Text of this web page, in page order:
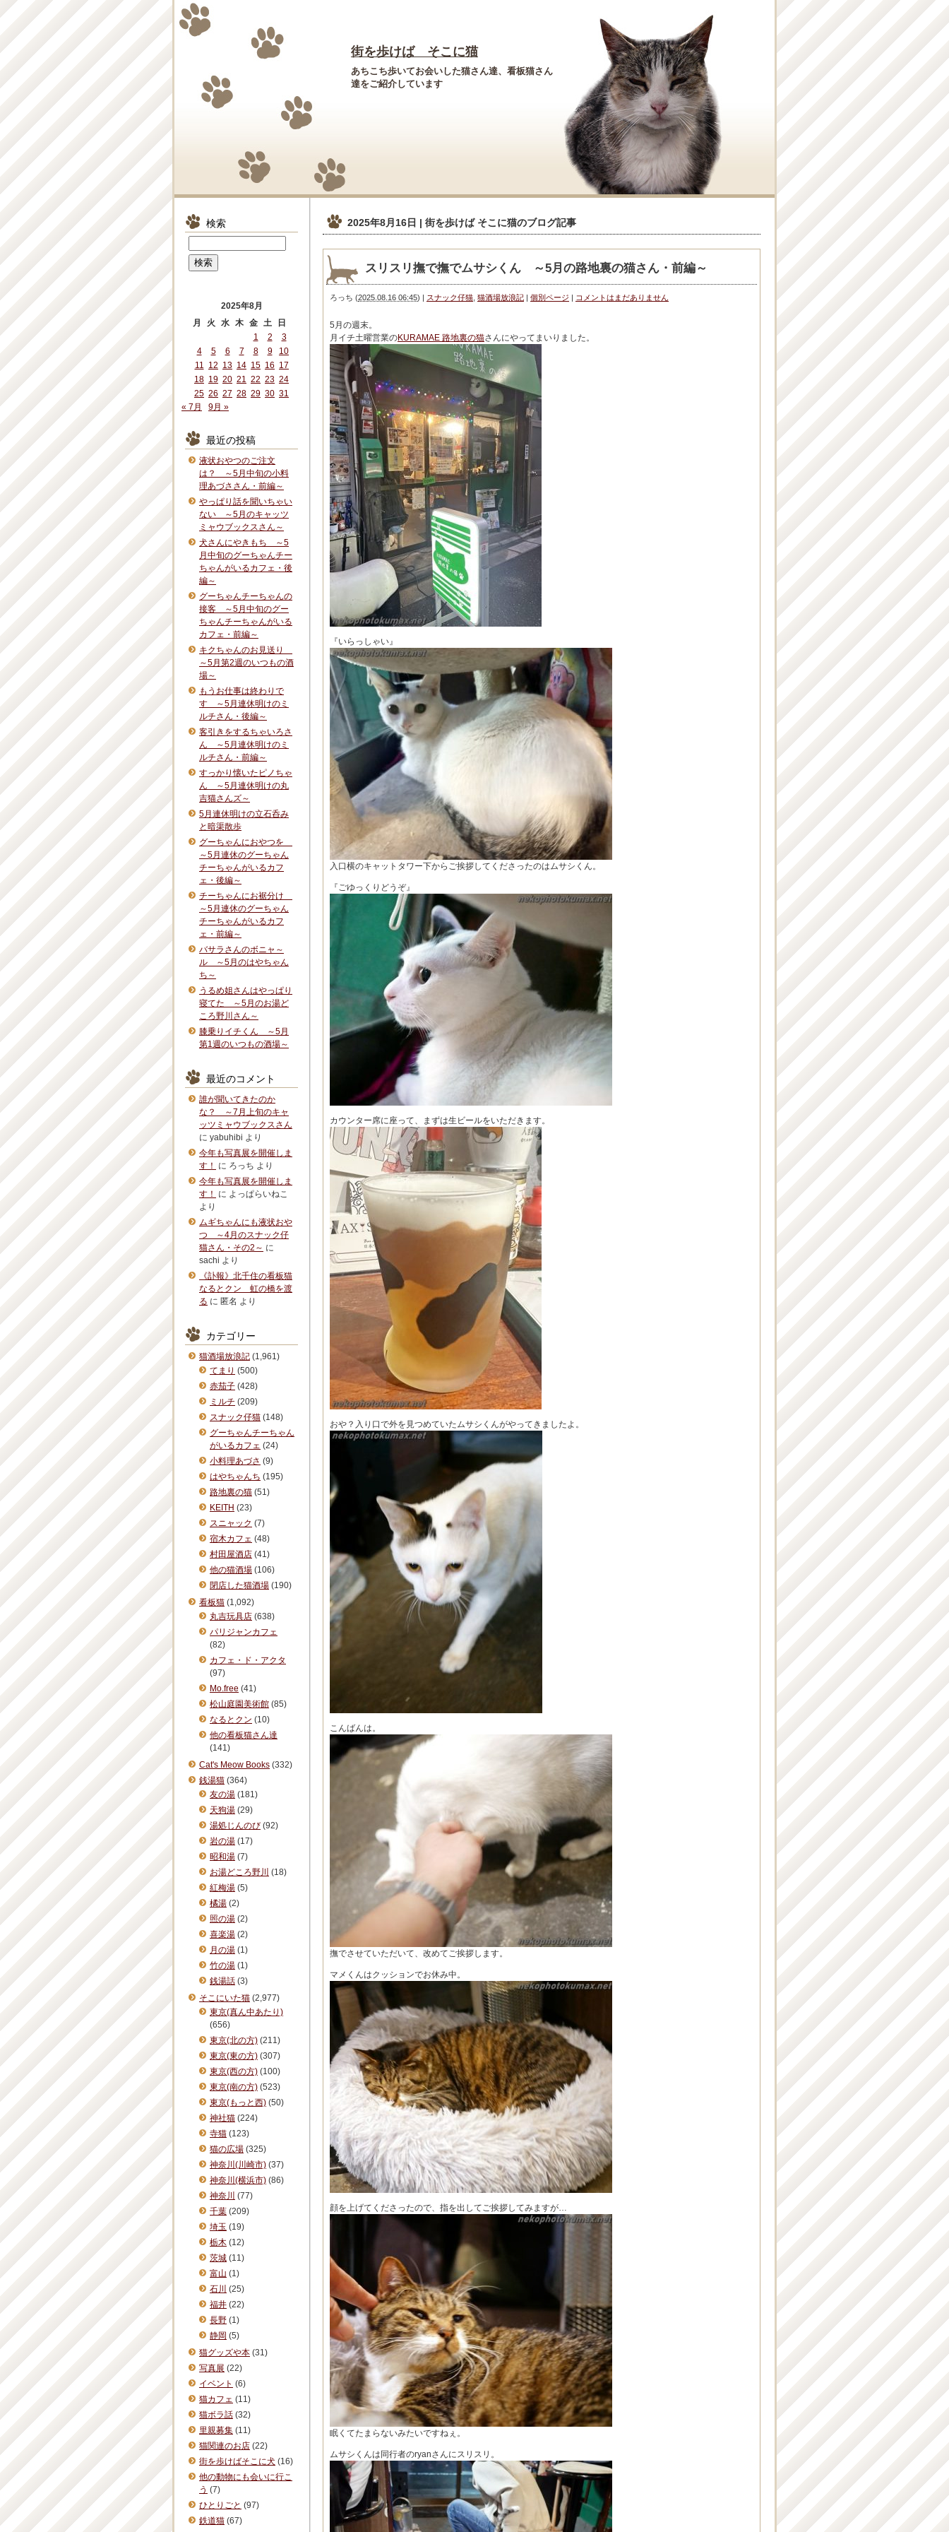
街を歩けば そこに猫
あちこち歩いてお会いした猫さん達、看板猫さん
達をご紹介しています
2025年8月16日 | 街を歩けば そこに猫のブログ記事
スリスリ撫で撫でムサシくん ～5月の路地裏の猫さん・前編～
ろっち (2025.08.16 06:45) | スナック仔猫 猫酒場放浪記 | 個別ページ | コメントはまだありません
5月の週末。
月イチ土曜営業のKURAMAE 路地裏の猫さんにやってまいりました。
『いらっしゃい』
入口横のキャットタワー下からご挨拶してくださったのはムサシくん。
『ごゆっくりどうぞ』
カウンター席に座って、まずは生ビールをいただきます。
おや？入り口で外を見つめていたムサシくんがやってきましたよ。
こんばんは。
撫でさせていただいて、改めてご挨拶します。
マメくんはクッションでお休み中。
顔を上げてくださったので、指を出してご挨拶してみますが…
眠くてたまらないみたいですねぇ。
ムサシくんは同行者のryanさんにスリスリ。
検索
2025年8月
月
火 水 木 金 土
日
1
2
3
4
5 6 7 8 9
10
11 12 13 14 15 16 17
18 19 20 21 22 23 24
25 26 27 28 29 30 31
« 7月
9月 »
最近の投稿
液状おやつのご注文
は？ ～5月中旬の小料
理あづささん・前編～
やっぱり話を聞いちゃい
ない ～5月のキャッツ
ミャウブックスさん～
犬さんにやきもち ～5
月中旬のグーちゃんチー
ちゃんがいるカフェ・後
編～
グーちゃんチーちゃんの
接客 ～5月中旬のグー
ちゃんチーちゃんがいる
カフェ・前編～
キクちゃんのお見送り
～5月第2週のいつもの酒
場～
もうお仕事は終わりで
す ～5月連休明けのミ
ルチさん・後編～
客引きをするちゃいろさ
ん ～5月連休明けのミ
ルチさん・前編～
すっかり懐いたピノちゃ
ん ～5月連休明けの丸
吉猫さんズ～
5月連休明けの立石呑み
と暗渠散歩
グーちゃんにおやつを
～5月連休のグーちゃん
チーちゃんがいるカフ
ェ・後編～
チーちゃんにお裾分け
～5月連休のグーちゃん
チーちゃんがいるカフ
ェ・前編～
バサラさんのボニャ～
ル ～5月のはやちゃん
ち～
うるめ姐さんはやっぱり
寝てた ～5月のお湯ど
ころ野川さん～
膝乗りイチくん ～5月
第1週のいつもの酒場～
最近のコメント
誰が聞いてきたのか
な？ ～7月上旬のキャ
ッツミャウブックスさん
に yabuhibi より
今年も写真展を開催しま
す！
に ろっち より
今年も写真展を開催しま
す！
に よっぱらいねこ
より
ムギちゃんにも液状おや
つ ～4月のスナック仔
猫さん・その2～ に
sachi より
《訃報》北千住の看板猫
なるとクン 虹の橋を渡
る に 匿名 より
カテゴリー
猫酒場放浪記 (1,961)
てまり (500)
赤茄子 (428)
ミルチ (209)
スナック仔猫 (148)
グーちゃんチーちゃん
がいるカフェ (24)
小料理あづさ (9)
はやちゃんち (195)
路地裏の猫 (51)
KEITH (23)
スニャック (7)
宿木カフェ (48)
村田屋酒店 (41)
他の猫酒場 (106)
閉店した猫酒場 (190)
看板猫 (1,092)
丸吉玩具店 (638)
パリジャンカフェ
(82)
カフェ・ド・アクタ
(97)
Mo.free (41)
松山庭園美術館 (85)
なるとクン (10)
他の看板猫さん達
(141)
Cat's Meow Books (332)
銭湯猫 (364)
友の湯 (181)
天狗湯 (29)
湯処じんのび (92)
岩の湯 (17)
昭和湯 (7)
お湯どころ野川 (18)
紅梅湯 (5)
橘湯 (2)
照の湯 (2)
喜楽湯 (2)
月の湯 (1)
竹の湯 (1)
銭湯話 (3)
そこにいた猫 (2,977)
東京(真ん中あたり)
(656)
東京(北の方) (211)
東京(東の方) (307)
東京(西の方) (100)
東京(南の方) (523)
東京(もっと西) (50)
神社猫 (224)
寺猫 (123)
猫の広場 (325)
神奈川(川崎市) (37)
神奈川(横浜市) (86)
神奈川 (77)
千葉 (209)
埼玉 (19)
栃木 (12)
茨城 (11)
富山 (1)
石川 (25)
福井 (22)
長野 (1)
静岡 (5)
猫グッズや本 (31)
写真展 (22)
イベント (6)
猫カフェ (11)
猫ボラ話 (32)
里親募集 (11)
猫関連のお店 (22)
街を歩けばそこに犬 (16)
他の動物にも会いに行こ
う (7)
ひとりごと (97)
鉄道猫 (67)